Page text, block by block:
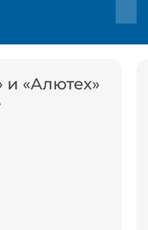
«Алютех»